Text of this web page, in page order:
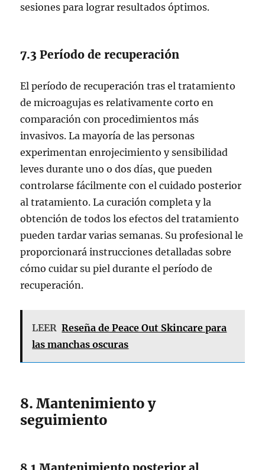
sesiones para lograr resultados óptimos.
7.3 Período de recuperación
El período de recuperación tras el tratamiento
de microagujas es relativamente corto en
comparación con procedimientos más
invasivos. La mayoría de las personas
experimentan enrojecimiento y sensibilidad
leves durante uno o dos días, que pueden
controlarse fácilmente con el cuidado posterior
al tratamiento. La curación completa y la
obtención de todos los efectos del tratamiento
pueden tardar varias semanas. Su profesional le
proporcionará instrucciones detalladas sobre
cómo cuidar su piel durante el período de
recuperación.
LEER Reseña de Peace Out Skincare para
las manchas oscuras
8. Mantenimiento y
seguimiento